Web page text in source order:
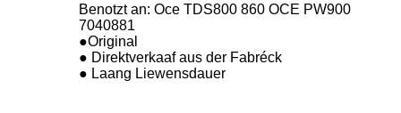
Benotzt an: Oce TDS800 860 OCE PW900
7040881
●Original
● Direktverkaaf aus der Fabréck
● Laang Liewensdauer